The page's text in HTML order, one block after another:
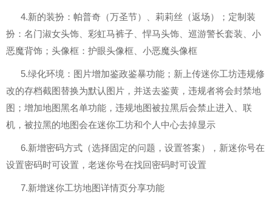
4.新的装扮：帕普奇（万圣节）、莉莉丝（返场）；定制装
扮：名门淑女头饰、彩虹马裤子、悍马头饰、巡游警长套装、小
恶魔背饰；头像框：护眼头像框、小恶魔头像框
5.绿化环境：图片增加鉴政鉴暴功能；新上传迷你工坊违规修
改的存档截图替换为默认图片，并送去鉴黄，违规者将会封禁地
图；增加地图黑名单功能，违规地图被拉黑后会禁止进入、联
机，被拉黑的地图会在迷你工坊和个人中心去掉显示
6.新增密码方式（选择固定的问题，设置答案），新迷你号在
设置密码时可设置，老迷你号在找回密码时可设置
7.新增迷你工坊地图详情页分享功能